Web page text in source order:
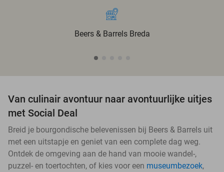
Beers & Barrels Breda
Van culinair avontuur naar avontuurlijke uitjes
met Social Deal
Breid je bourgondische belevenissen bij Beers & Barrels uit
met een uitstapje en geniet van een complete dag weg.
Ontdek de omgeving aan de hand van mooie wandel-,
puzzel- en toertochten, of kies voor een museumbezoek,